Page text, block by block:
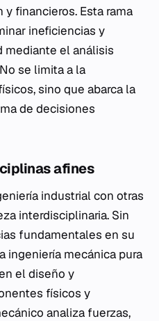
financieros. Esta rama
ineficiencias y
mediante el análisis
se limita a la
sino que abarca la
de decisiones
afines
industrial con otras
interdisciplinaria. Sin
fundamentales en su
ingeniería mecánica pura
el diseño y
físicos y
analiza fuerzas,